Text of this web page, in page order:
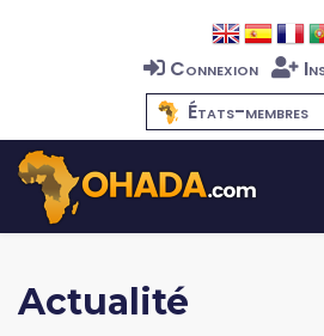
Connexion
États-membres
Actualité